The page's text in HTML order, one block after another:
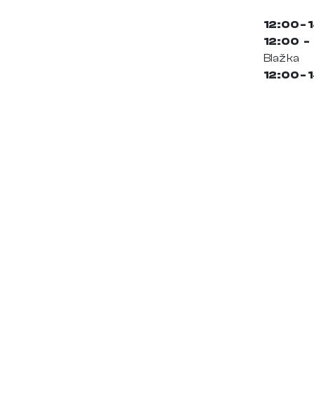
12:00 -
12:00 -
Blažka
12:00 -